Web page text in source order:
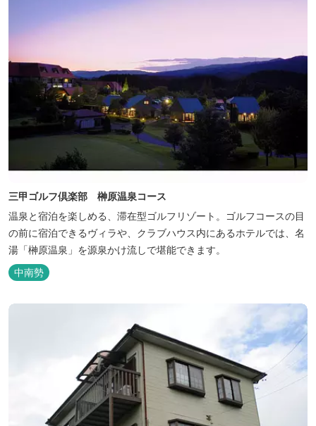
三甲ゴルフ倶楽部 榊原温泉コース
温泉と宿泊を楽しめる、滞在型ゴルフリゾート。ゴルフコースの目
の前に宿泊できるヴィラや、クラブハウス内にあるホテルでは、名
湯「榊原温泉」を源泉かけ流しで堪能できます。
中南勢